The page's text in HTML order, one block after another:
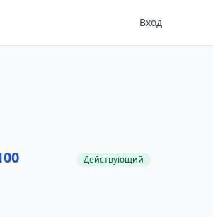
Вход
Действующий